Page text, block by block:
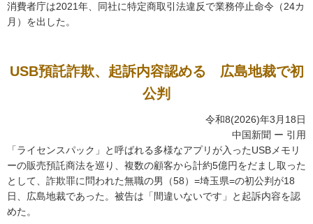
消費者庁は2021年、同社に特定商取引法違反で業務停止命令（24カ
月）を出した。
USB預託詐欺、起訴内容認める 広島地裁で初
公判
令和8(2026)年3月18日
中国新聞 ー 引用
「ライセンスパック」と呼ばれる多様なアプリが入ったUSBメモリ
ーの販売預託商法を巡り、複数の顧客から計約5億円をだまし取った
として、詐欺罪に問われた無職の男（58）=埼玉県=の初公判が18
日、広島地裁であった。被告は「間違いないです」と起訴内容を認
めた。